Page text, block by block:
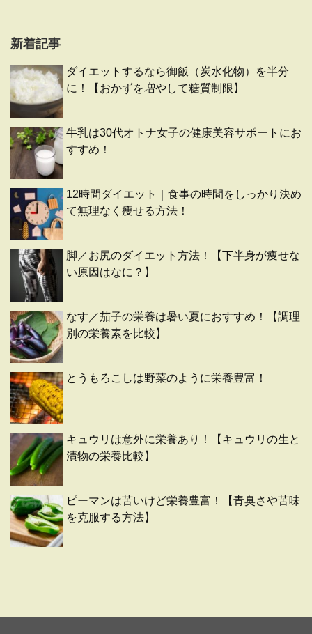
新着記事
ダイエットするなら御飯（炭水化物）を半分
に！【おかずを増やして糖質制限】
牛乳は30代オトナ女子の健康美容サポートにお
すすめ！
12時間ダイエット｜食事の時間をしっかり決め
て無理なく痩せる方法！
脚／お尻のダイエット方法！【下半身が痩せな
い原因はなに？】
なす／茄子の栄養は暑い夏におすすめ！【調理
別の栄養素を比較】
とうもろこしは野菜のように栄養豊富！
キュウリは意外に栄養あり！【キュウリの生と
漬物の栄養比較】
ピーマンは苦いけど栄養豊富！【青臭さや苦味
を克服する方法】